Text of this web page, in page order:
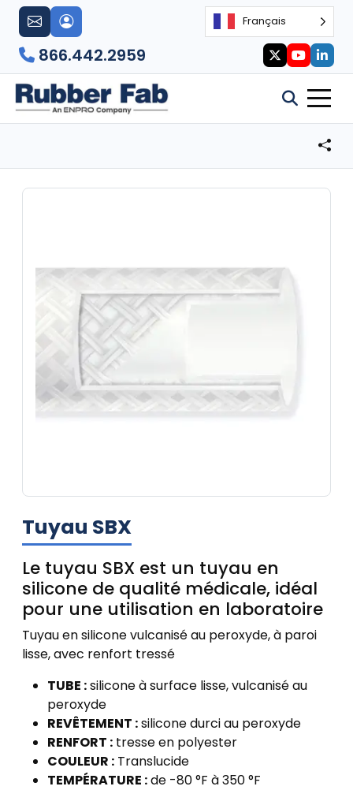
Français
866.442.2959
Tuyau SBX
Le tuyau SBX est un tuyau en
silicone de qualité médicale, idéal
pour une utilisation en laboratoire
Tuyau en silicone vulcanisé au peroxyde, à paroi
lisse, avec renfort tressé
TUBE :silicone à surface lisse, vulcanisé au
peroxyde
REVÊTEMENT :silicone durci au peroxyde
RENFORT : tresse en polyester
COULEUR : Translucide
TEMPÉRATURE :de -80 °F à 350 °F